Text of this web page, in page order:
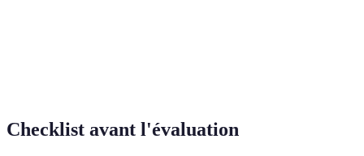
Checklist avant l'évaluation